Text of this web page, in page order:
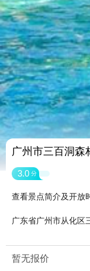
广州市三百洞森
3.0 分
查看景点简介及开放
广东省广州市从化区
暂无报价